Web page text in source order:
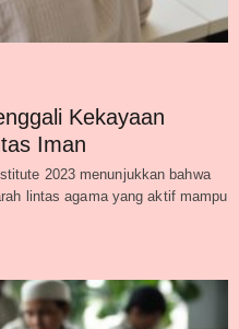
Kekayaan
Iman
2023 menunjukkan bahwa
lintas agama yang aktif mampu